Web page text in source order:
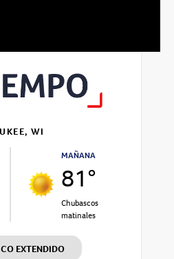
WI
MAÑANA
81°
Chubascos
matinales
EXTENDIDO